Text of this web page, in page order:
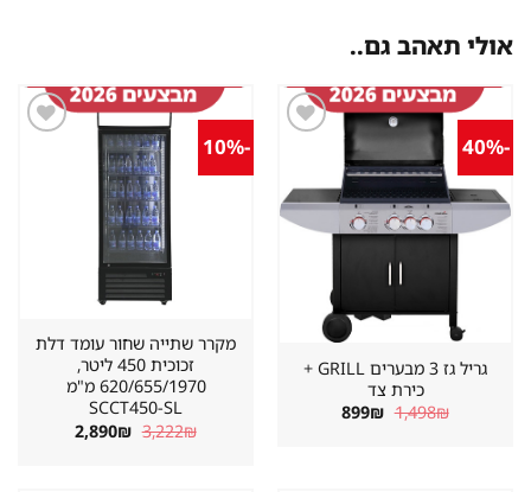
אולי תאהב גם..
במועדפים
גריל גז 3 מבערים GRILL +
כירת צד
1,498₪ המחיר
המקורי
899₪ המחיר
הנוכחי
מקרר שתייה שחור עומד דלת
זכוכית 450 ליטר,
620/655/1970 מ"מ
SCCT450-SL
3,222₪ המחיר
המקורי
2,890₪ המחיר
הנוכחי